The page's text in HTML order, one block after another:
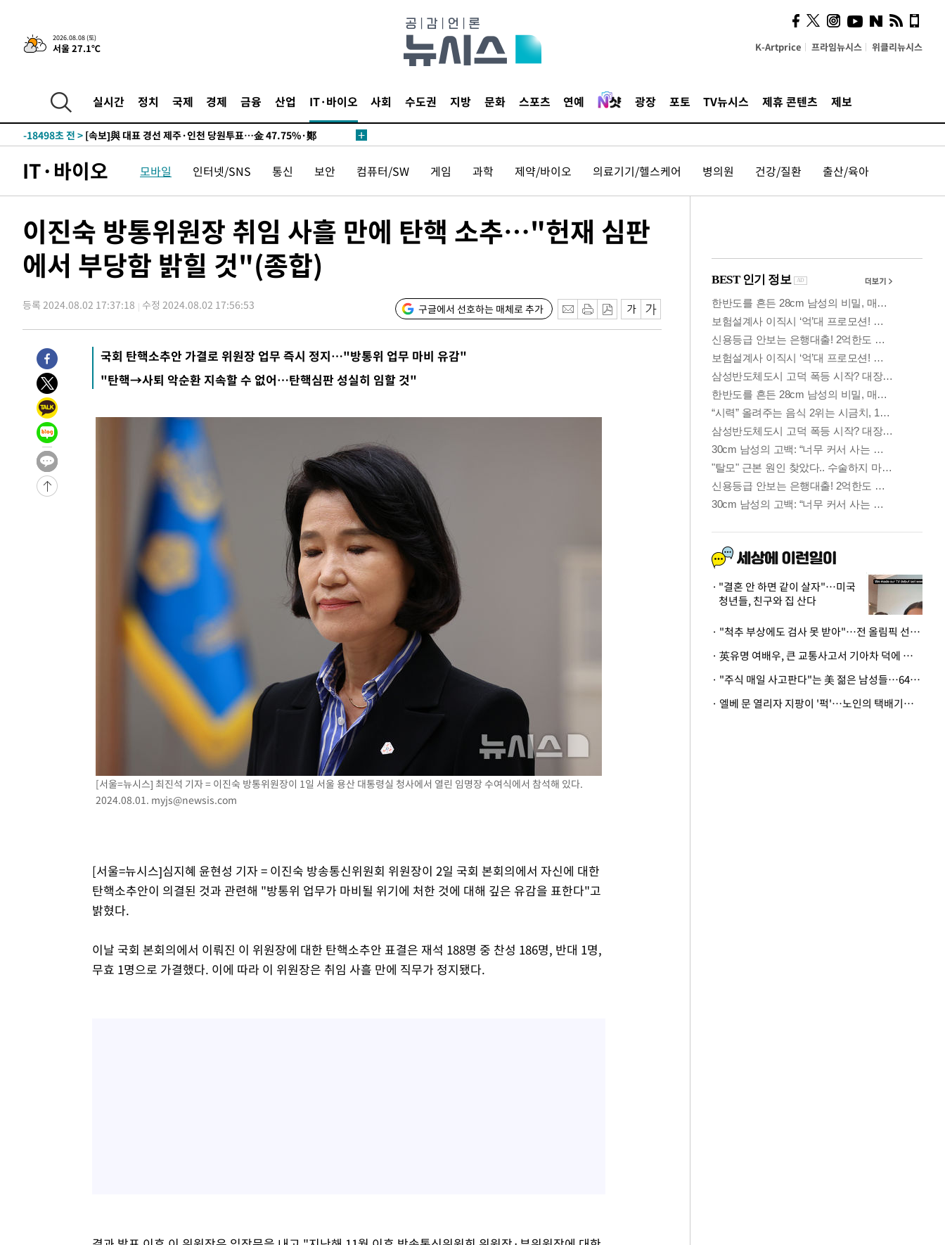
2026.08.08 (토)
서울 27.1℃ K-Artprice 프라임뉴시스 위클리뉴시스
실시간 정치 국제 경제 금융 산업 IT·바이오 사회 수도권 지방 문화 스포츠 연예 광장 포토 TV뉴시스 제휴 콘텐츠 제보
8시간 전 >[속보]뉴욕증시 상승 마감…S&P 0.6% 나스닥 1.3%↑
-19263초 전 >
[속보]與최고위원 제주·인천 순회경선…박선원·최민희·서미화·
한민수·김용 순
-19216초 전 >
청래 44.56%
-18498초 전 > [속보]與 대표 경선 제주·인천 당원투표…金 47.75%·鄭
-17967초 전 > [속보]與 당대표 경선, 제주·인천 권리당원 투표 김민석 승리
-11741초 전 >낮 최고 35도 '무더위'…동해안 시간당 30㎜ '강한 비'[내일날씨]
틀레티코 이적"
-10793초 전 >수도권 40도 육박 '펄펄'…동해안 일부 지역엔 호의주의보
-9762초 전 >
온열질환 사망자 3명 늘어…누적 환자 3000명 돌파
-3707초 전 > 강릉에 시간당 81.4㎜ 물폭탄…도로 잠기고 담벼락 붕괴
41분 전 > 선재도서 해루질 나섰다 실종 60대, 닷새 만에 숨진 채 발견
1시간 전 >남자 농구, 나고야 아시안게임서 '홈팀' 일본과 한일전
1시간 전 >
여수 오동도 해상서 모터보트 전복…1명 사망·1명 실종
2시간 전 >
극한폭염 한풀 꺾이지만…'낮 최고 35도' 무더위, 열대야 계속[다음주
날씨]
3시간 전 >
축구협회 "압수수색·성접대 논란 사과…쇄신의 기회로 삼겠다"
3시간 전 >
6시간 전 >
8시간 전 >
[속보]뉴욕증시 상승 마감…S&P 0.6% 나스닥 1.3%↑
-28216초 전 >
이란 "호르무즈 재개방 합의 근접…美 배상 선행돼야"
-19263초 전 >
[속보]與최고위원 제주·인천 순회경선…박선원·최민희·서미화·
[속보]김민석, 與 전대 당원투표 누적 득표율 45.42%로 1위… 정
[속보]與 대표 경선 제주·인천 당원투표…金 47.75%·鄭
이강인 "아틀레티코 이적 기뻐…등번호 7번 의미보단 팀 위해 뛸
[속보]與 당대표 경선, 제주·인천 권리당원 투표 김민석 승리
낮 최고 35도 '무더위'…동해안 시간당 30㎜ '강한 비'[내일날씨]
[속보]이강인 "감독님이 원하는 마음 느꼈고, 많은 트로피 원해 아
수도권 40도 육박 '펄펄'…동해안 일부 지역엔 호의주의보
온열질환 사망자 3명 늘어…누적 환자 3000명 돌파
강릉에 시간당 81.4㎜ 물폭탄…도로 잠기고 담벼락 붕괴
백운산서 80년근 천종산삼 9뿌리 발견…감정가 1.3억원
선재도서 해루질 나섰다 실종 60대, 닷새 만에 숨진 채 발견
남자 농구, 나고야 아시안게임서 '홈팀' 일본과 한일전
여수 오동도 해상서 모터보트 전복…1명 사망·1명 실종
극한폭염 한풀 꺾이지만…'낮 최고 35도' 무더위, 열대야 계속[다음주
축구협회 "압수수색·성접대 논란 사과…쇄신의 기회로 삼겠다"
[속보]'압수수색·성접대 논란' 축구협회 "실망과 걱정 안겨드려 죄송"
IT·바이오 모바일 인터넷/SNS 통신 보안 컴퓨터/SW 게임 과학 제약/바이오 의료기기/헬스케어 병의원 건강/질환 출산/육아
이진숙 방통위원장 취임 사흘 만에 탄핵 소추…"헌재 심판
에서 부당함 밝힐 것"(종합)
등록 2024.08.02 17:37:18 수정 2024.08.02 17:56:53 구글에서 선호하는 매체로 추가
국회 탄핵소추안 가결로 위원장 업무 즉시 정지…"방통위 업무 마비 유감"
"탄핵→사퇴 악순환 지속할 수 없어…탄핵심판 성실히 임할 것"
[서울=뉴시스] 최진석 기자 = 이진숙 방통위원장이 1일 서울 용산 대통령실 청사에서 열린 임명장 수여식에서 참석해 있다.
2024.08.01. myjs@newsis.com
[서울=뉴시스]심지혜 윤현성 기자 = 이진숙 방송통신위원회 위원장이 2일 국회 본회의에서 자신에 대한
탄핵소추안이 의결된 것과 관련해 "방통위 업무가 마비될 위기에 처한 것에 대해 깊은 유감을 표한다"고
밝혔다.
이날 국회 본회의에서 이뤄진 이 위원장에 대한 탄핵소추안 표결은 재석 188명 중 찬성 186명, 반대 1명,
무효 1명으로 가결했다. 이에 따라 이 위원장은 취임 사흘 만에 직무가 정지됐다.
사이 해답 찾았죠"…알을
깨고 나온 '초자아'
"결혼 안 하면 같이 살자"…미국
청년들, 친구와 집 산다
· "척추 부상에도 검사 못 받아"…전 올림픽 선수, 美봅슬레이협회 상대 소송
· 英유명 여배우, 큰 교통사고서 기아차 덕에 살았다
· "주식 매일 사고판다"는 美 젊은 남성들…64%가 "나는 인생의 패배자“
· 엘베 문 열리자 지팡이 '퍽'…노인의 택배기사 폭행 이유